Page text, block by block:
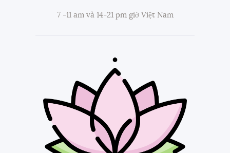
7 -11 am và 14-21 pm giờ Việt Nam